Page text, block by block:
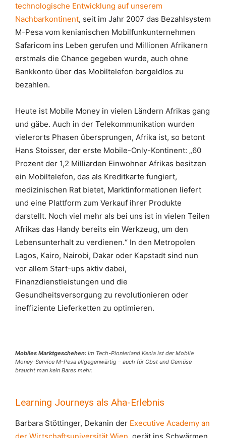
technologische Entwicklung auf unserem
Nachbarkontinent, seit im Jahr 2007 das Bezahlsystem
M-Pesa vom kenianischen Mobilfunkunternehmen
Safaricom ins Leben gerufen und Millionen Afrikanern
erstmals die Chance gegeben wurde, auch ohne
Bankkonto über das Mobiltelefon bargeldlos zu
bezahlen.
Heute ist Mobile Money in vielen Ländern Afrikas gang
und gäbe. Auch in der Telekommunikation wurden
vielerorts Phasen übersprungen, Afrika ist, so betont
Hans Stoisser, der erste Mobile-Only-Kontinent: „60
Prozent der 1,2 Milliarden Einwohner Afrikas besitzen
ein Mobiltelefon, das als Kreditkarte fungiert,
medizinischen Rat bietet, Marktinformationen liefert
und eine Plattform zum Verkauf ihrer Produkte
darstellt. Noch viel mehr als bei uns ist in vielen Teilen
Afrikas das Handy bereits ein Werkzeug, um den
Lebensunterhalt zu verdienen.“ In den Metropolen
Lagos, Kairo, Nairobi, Dakar oder Kapstadt sind nun
vor allem Start-ups aktiv dabei,
Finanzdienstleistungen und die
Gesundheitsversorgung zu revolutionieren oder
ineffiziente Lieferketten zu optimieren.
Mobiles Marktgeschehen: Im Tech-Pionierland Kenia ist der Mobile
Money-Service M-Pesa allgegenwärtig – auch für Obst und Gemüse
braucht man kein Bares mehr.
Learning Journeys als Aha-Erlebnis
Barbara Stöttinger, Dekanin der Executive Academy an